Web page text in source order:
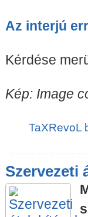
Az interjú
Kérdése
Kép: Image
TaXRevoL
Szervezeti